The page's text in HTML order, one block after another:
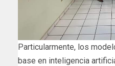
Particularmente, los
base en inteligencia